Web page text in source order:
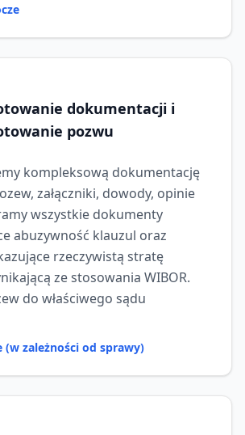
dokumentacji i
pozwu
kompleksową dokumentację
załączniki, dowody, opinie
wszystkie dokumenty
abuzywność klauzul oraz
rzeczywistą stratę
ze stosowania WIBOR.
do właściwego sądu
(w zależności od sprawy)